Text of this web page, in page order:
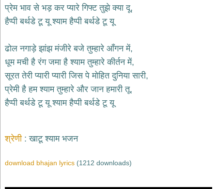
साईं
भजन
जैन
भजन
jain
bhajans
दुर्गा
भजन
गणेश
bhajans
प्रेम भाव से भड़ कर प्यारे गिफ्ट तुझे क्या दू,
हैप्पी बर्थडे टू यू श्याम हैप्पी बर्थडे टू यू
ढोल नगाड़े झांझ मंजीरे बजे तुम्हारे आँगन में,
धूम मची है रंग जमा है श्याम तुम्हारे कीर्तन में,
सूरत तेरी प्यारी प्यारी जिस पे मोहित दुनिया सारी,
प्रेमी है हम श्याम तुम्हारे और जान हमारी तू,
हैप्पी बर्थडे टू यू श्याम हैप्पी बर्थडे टू यू
श्रेणी खाटू श्याम भजन
download bhajan lyrics (1212 downloads)